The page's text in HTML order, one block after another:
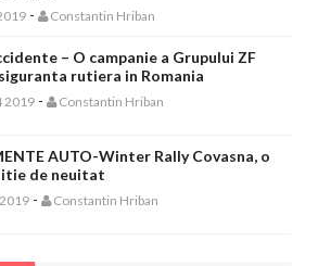
- Constantin Hriban
– O campanie a Grupului ZF
rutiera in Romania
2019 - Constantin Hriban
AUTO-Winter Rally Covasna, o
de neuitat
- Constantin Hriban